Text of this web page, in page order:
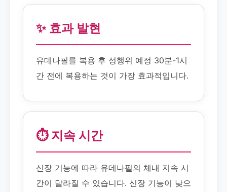
✨ 효과 발현
유데나필를 복용 후 성행위 예정 30분-1시
간 전에 복용하는 것이 가장 효과적입니다.
⏱️ 지속 시간
신장 기능에 따라 유데나필의 체내 지속 시
간이 달라질 수 있습니다. 신장 기능이 낮으